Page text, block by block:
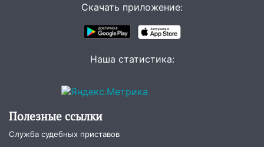
Диана Шурыгина уверовала в
Бога в СИЗО
будут судить за неуплату налогов на 48
Подросток на питбайке сбил
07:20 Жара возвращается: ожидается
знойный и сухой четверг
Скачать приложение:
Наша статистика:
Полезные ссылки
Служба судебных приставов